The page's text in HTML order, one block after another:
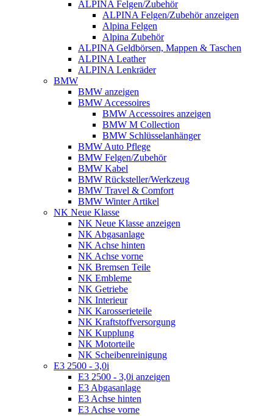
ALPINA Felgen/Zubehör
ALPINA Felgen/Zubehör anzeigen
Alpina Felgen
Alpina Zubehör
ALPINA Geldbörsen, Mappen & Taschen
ALPINA Leather
ALPINA Lenkräder
BMW
BMW anzeigen
BMW Accessoires
BMW Accessoires anzeigen
BMW M Collection
BMW Schlüsselanhänger
BMW Auto Pflege
BMW Felgen/Zubehör
BMW Kabel
BMW Rücksteller/Werkzeug
BMW Travel & Comfort
BMW Winter Artikel
NK Neue Klasse
NK Neue Klasse anzeigen
NK Abgasanlage
NK Achse hinten
NK Achse vorne
NK Bremsen Teile
NK Embleme
NK Getriebe
NK Interieur
NK Karosserieteile
NK Kraftstoffversorgung
NK Kupplung
NK Motorteile
NK Scheibenreinigung
E3 2500 - 3,0i
E3 2500 - 3,0i anzeigen
E3 Abgasanlage
E3 Achse hinten
E3 Achse vorne